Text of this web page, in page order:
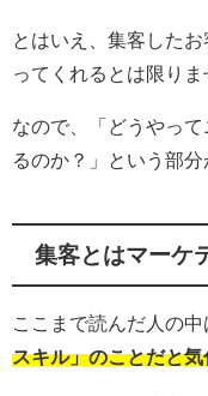
とはいえ、集客した
ってくれるとは限りま
なので、「どうやっ
るのか？」という部分
集客とはマーケ
ここまで読んだ人の中
スキル」のことだと